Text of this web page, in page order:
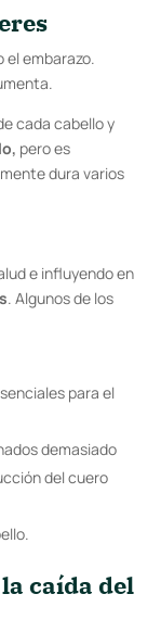
embarazo.
cada cabello y
pero es
dura varios
e influyendo en
. Algunos de los
para el
demasiado
del cuero
caída del